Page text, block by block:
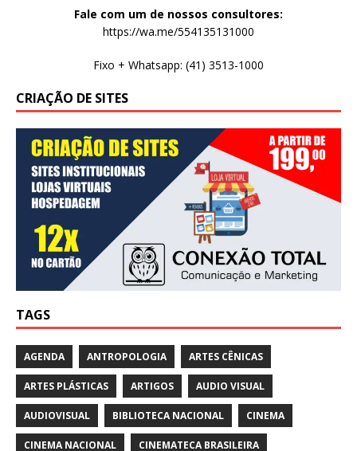
Fale com um de nossos consultores:
https://wa.me/554135131000
Fixo + Whatsapp: (41) 3513-1000
CRIAÇÃO DE SITES
TAGS
AGENDA ANTROPOLOGIA ARTES CÊNICAS
ARTES PLÁSTICAS ARTIGOS AUDIO VISUAL
AUDIOVISUAL BIBLIOTECA NACIONAL CINEMA
CINEMA NACIONAL CINEMATECA BRASILEIRA